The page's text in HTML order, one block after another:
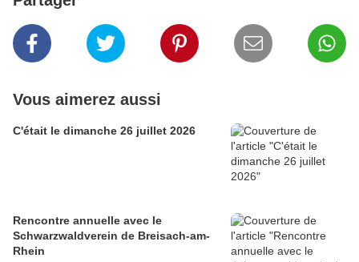
Vous aimerez aussi
C'était le dimanche 26 juillet 2026
Rencontre annuelle avec le
Schwarzwaldverein de Breisach-am-
Rhein